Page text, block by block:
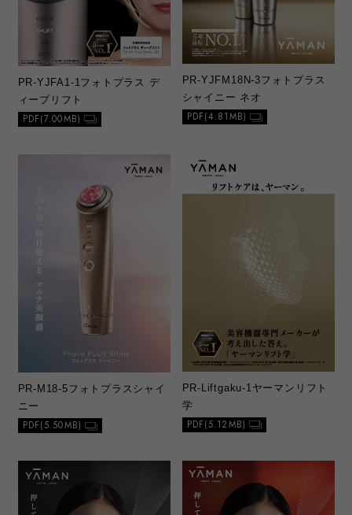
PR-YJFA1-1 フォトプラス デ
ィープリフト
PDF(7.00MB)
PR-YJFM18N-3フォトプラス
シャイニー ネオ
PDF(4.81MB)
PR-M18‐5フォトプラスシャイ
ニー
PDF(5.50MB)
PR-Liftgaku-1 ヤーマンリフト
学
PDF(5.12MB)